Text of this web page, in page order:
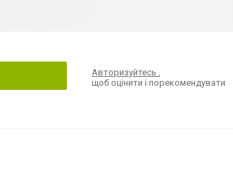
Авторизуйтесь
щоб оцінити і порекомендувати